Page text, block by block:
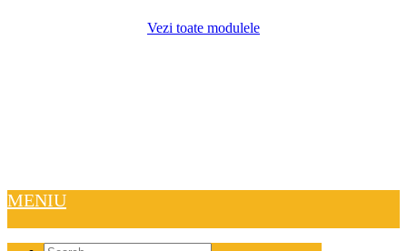
Vezi toate modulele
MENIU